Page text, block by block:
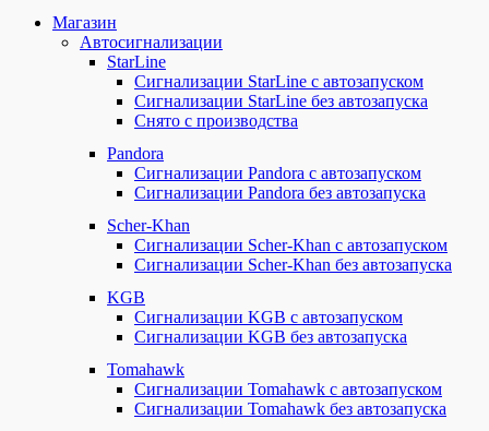
Магазин
Автосигнализации
StarLine
Сигнализации StarLine с автозапуском
Сигнализации StarLine без автозапуска
Снято с производства
Pandora
Сигнализации Pandora с автозапуском
Сигнализации Pandora без автозапуска
Scher-Khan
Сигнализации Scher-Khan с автозапуском
Сигнализации Scher-Khan без автозапуска
KGB
Сигнализации KGB с автозапуском
Сигнализации KGB без автозапуска
Tomahawk
Сигнализации Tomahawk с автозапуском
Сигнализации Tomahawk без автозапуска